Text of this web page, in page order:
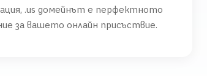
.us домейнът е перфектното
за вашето онлайн присъствие.